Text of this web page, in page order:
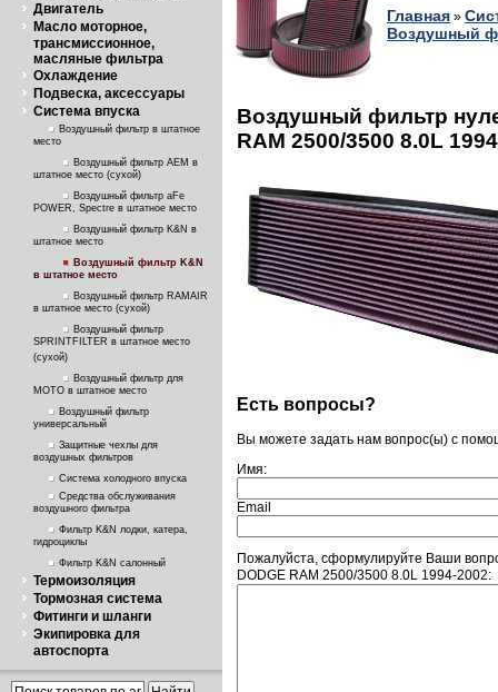
Двигатель
Масло моторное,
трансмиссионное,
масляные фильтра
Охлаждение
Подвеска, аксессуары
Система впуска
Воздушный фильтр в штатное
место
Воздушный фильтр AEM в
штатное место (сухой)
Воздушный фильтр aFe
POWER, Spectre в штатное место
Воздушный фильтр K&N в
штатное место
Воздушный фильтр K&N
в штатное место
Воздушный фильтр RAMAIR
в штатное место (сухой)
Воздушный фильтр
SPRINTFILTER в штатное место
(сухой)
Воздушный фильтр для
МОТО в штатное место
Воздушный фильтр
универсальный
Защитные чехлы для
воздушных фильтров
Система холодного впуска
Средства обслуживания
воздушного фильтра
Фильтр K&N лодки, катера,
гидроциклы
Фильтр K&N салонный
Термоизоляция
Тормозная система
Фитинги и шланги
Экипировка для
автоспорта
Главная »
Воздушный
Воздушный фильтр
RAM 2500/3500 8.0L
Есть вопросы?
Вы можете задать нам вопрос(ы) с
Имя:
Email
Пожалуйста, сформулируйте Ваши
DODGE RAM 2500/3500 8.0L 1994-2002: